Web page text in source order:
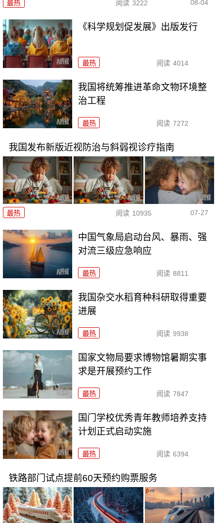
最热 阅读 3222 08-04
《科学规划促发展》出版发行
最热 阅读 4014
我国将统筹推进革命文物环境整
治工程
最热 阅读 7272
我国发布新版近视防治与斜弱视诊疗指南
最热 阅读 10935 07-27
中国气象局启动台风、暴雨、强
对流三级应急响应
最热 阅读 8811
我国杂交水稻育种科研取得重要
进展
最热 阅读 9938
国家文物局要求博物馆暑期实事
求是开展预约工作
最热 阅读 7847
国门学校优秀青年教师培养支持
计划正式启动实施
最热 阅读 6394
铁路部门试点提前60天预约购票服务